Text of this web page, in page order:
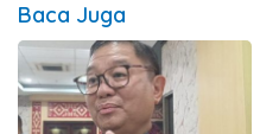
Baca Juga